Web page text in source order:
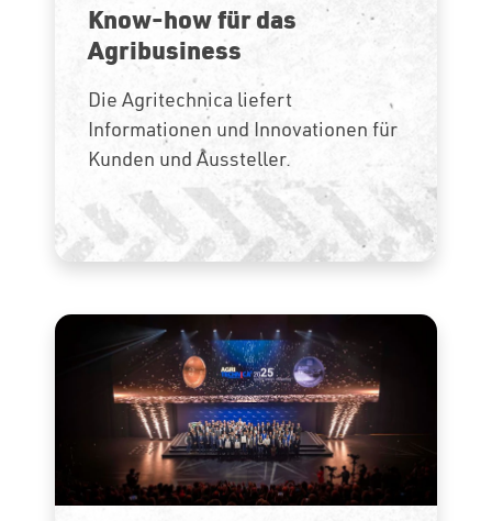
Know-how für das
Agribusiness
Die Agritechnica liefert
Informationen und Innovationen für
Kunden und Aussteller.